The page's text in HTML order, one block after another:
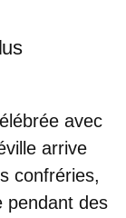
avec
arrive
confréries,
pendant des